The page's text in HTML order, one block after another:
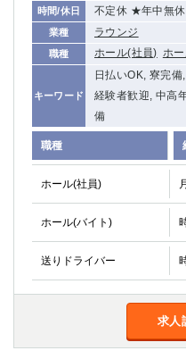
時間/休日 不定休 ★年中無休
業種 ラウンジ
職種 ホール(社員) ホ
キーワード
日払いOK, 寮完
経験者歓迎, 中高
備
職種
ホール(社員)
ホール(バイト)
送りドライバー
求人
五井
神奈川県
本厚木
藤沢
関内・馬車道・日ノ出町
元住吉
戸塚
大船